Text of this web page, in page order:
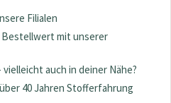
Filialen
Bestellwert mit unserer
vielleicht auch in deiner Nähe?
40 Jahren Stofferfahrung